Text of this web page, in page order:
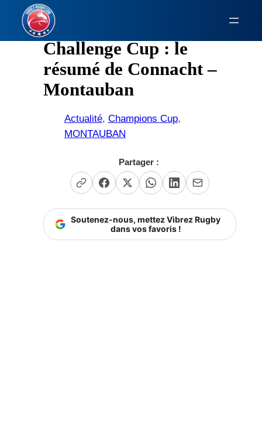
Aller
contenu Challenge Cup : le
résumé de Connacht –
Montauban
Actualité, Champions Cup
MONTAUBAN
Partager :
Soutenez-nous, mettez Vibrez Rugby
dans vos favoris !